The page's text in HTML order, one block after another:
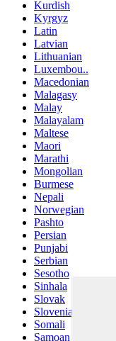
Kurdish
Kyrgyz
Latin
Latvian
Lithuanian
Luxembou..
Macedonian
Malagasy
Malay
Malayalam
Maltese
Maori
Marathi
Mongolian
Burmese
Nepali
Norwegian
Pashto
Persian
Punjabi
Serbian
Sesotho
Sinhala
Slovak
Slovenian
Somali
Samoan